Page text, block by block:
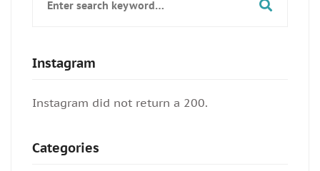
for:
Instagram
Instagram did not return a 200.
Categories